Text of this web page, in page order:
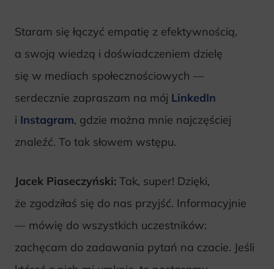
Staram się łączyć empatię z efektywnością,
a swoją wiedzą i doświadczeniem dzielę
się w mediach społecznościowych —
serdecznie zapraszam na mój LinkedIn
i Instagram, gdzie można mnie najczęściej
znaleźć. To tak słowem wstępu.
Jacek Piaseczyński: Tak, super! Dzięki,
że zgodziłaś się do nas przyjść. Informacyjnie
— mówię do wszystkich uczestników:
zachęcam do zadawania pytań na czacie. Jeśli